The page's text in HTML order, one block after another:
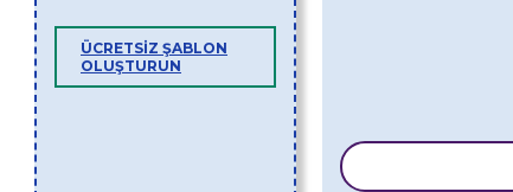
ÜCRETSIZ ŞABLON
OLUŞTURUN